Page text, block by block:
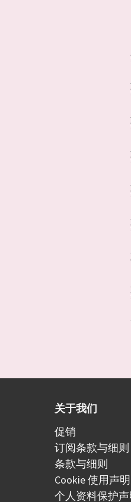
关于我们
促销
订阅条款与细则
条款与细则
Cookie 使用声明
个人资料保护